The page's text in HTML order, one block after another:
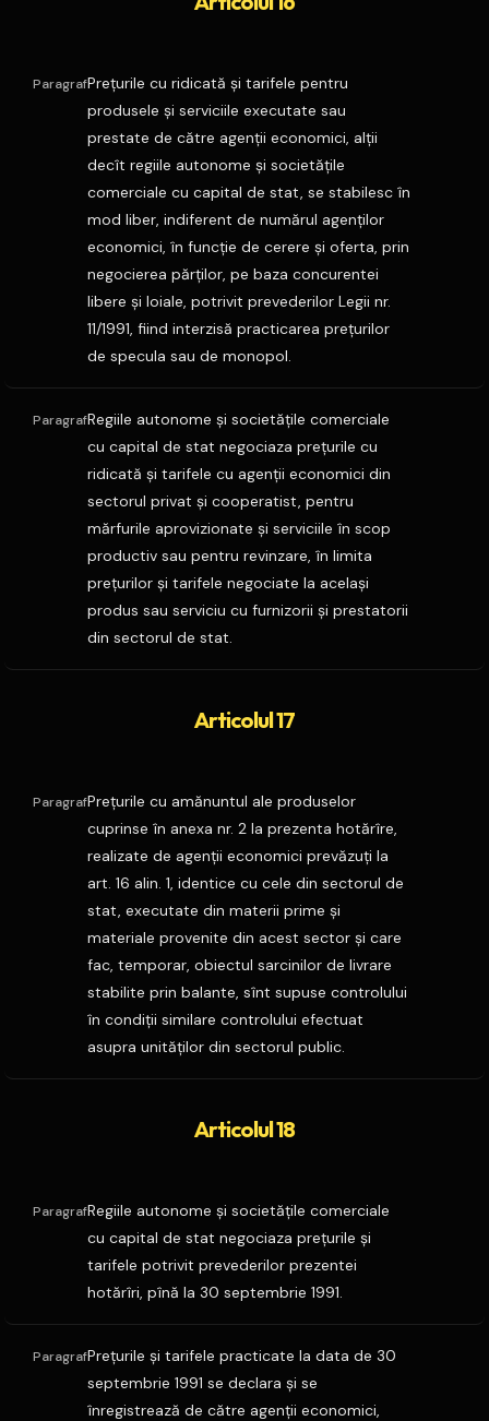
ParagrafPreţurile cu ridicată şi tarifele pentru
produsele şi serviciile executate sau
prestate de către agenţii economici, alţii
decît regiile autonome şi societăţile
comerciale cu capital de stat, se stabilesc în
mod liber, indiferent de numărul agenţilor
economici, în funcţie de cerere şi oferta, prin
negocierea părţilor, pe baza concurentei
libere şi loiale, potrivit prevederilor Legii nr.
11/1991, fiind interzisă practicarea preţurilor
de specula sau de monopol.
ParagrafRegiile autonome şi societăţile comerciale
cu capital de stat negociaza preţurile cu
ridicată şi tarifele cu agenţii economici din
sectorul privat şi cooperatist, pentru
mărfurile aprovizionate şi serviciile în scop
productiv sau pentru revinzare, în limita
preţurilor şi tarifele negociate la acelaşi
produs sau serviciu cu furnizorii şi prestatorii
din sectorul de stat.
Articolul 17
ParagrafPreţurile cu amănuntul ale produselor
cuprinse în anexa nr. 2 la prezenta hotărîre,
realizate de agenţii economici prevăzuţi la
art. 16 alin. 1, identice cu cele din sectorul de
stat, executate din materii prime şi
materiale provenite din acest sector şi care
fac, temporar, obiectul sarcinilor de livrare
stabilite prin balante, sînt supuse controlului
în condiţii similare controlului efectuat
asupra unităţilor din sectorul public.
Articolul 18
ParagrafRegiile autonome şi societăţile comerciale
cu capital de stat negociaza preţurile şi
tarifele potrivit prevederilor prezentei
hotărîri, pînă la 30 septembrie 1991.
ParagrafPreţurile şi tarifele practicate la data de 30
septembrie 1991 se declara şi se
înregistrează de către agenţii economici,